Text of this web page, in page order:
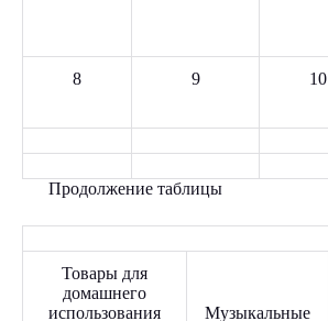
8 9 10
Продолжение таблицы
Товары для
домашнего
использования
Музыкальные